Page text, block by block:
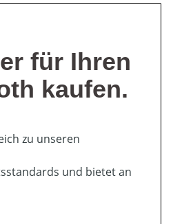
für Ihren
kaufen.
zu unseren
und bietet an